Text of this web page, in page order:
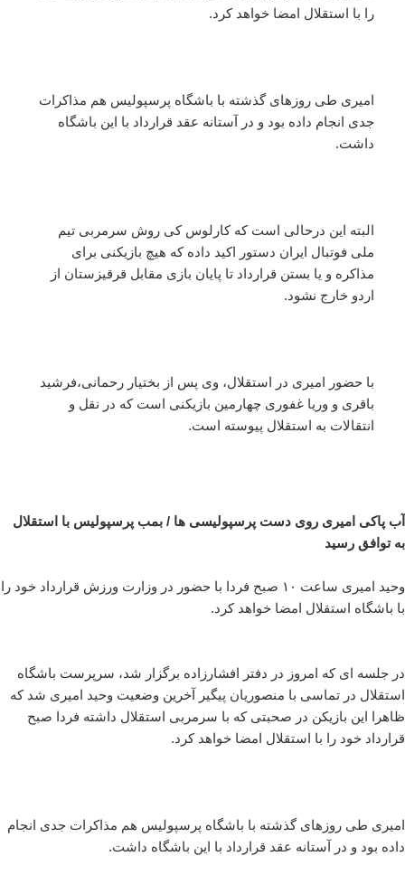
را با استقلال امضا خواهد کرد.
امیری طی روزهای گذشته با باشگاه پرسپولیس هم مذاکرات
جدی انجام داده بود و در آستانه عقد قرارداد با این باشگاه
داشت.
البته این درحالی است که کارلوس کی روش سرمربی تیم
ملی فوتبال ایران دستور اکید داده که هیچ بازیکنی برای
مذاکره و یا بستن قرارداد تا پایان بازی مقابل قرقیزستان از
اردو خارج نشود.
با حضور امیری در استقلال، وی پس از بختیار رحمانی،فرشید
باقری و وریا غفوری چهارمین بازیکنی است که در نقل و
انتقالات به استقلال پیوسته است.
آب پاکی امیری روی دست پرسپولیسی ها / بمب پرسپولیس با استقلال
به توافق رسید
وحید امیری ساعت ۱۰ صبح فردا با حضور در وزارت ورزش قرارداد خود را
با باشگاه استقلال امضا خواهد کرد.
در جلسه ای که امروز در دفتر افشارزاده برگزار شد، سرپرست باشگاه
استقلال در تماسی با منصوریان پیگیر آخرین وضعیت وحید امیری شد که
ظاهرا این بازیکن در صحبتی که با سرمربی استقلال داشته فردا صبح
قرارداد خود را با استقلال امضا خواهد کرد.
امیری طی روزهای گذشته با باشگاه پرسپولیس هم مذاکرات جدی انجام
داده بود و در آستانه عقد قرارداد با این باشگاه داشت.